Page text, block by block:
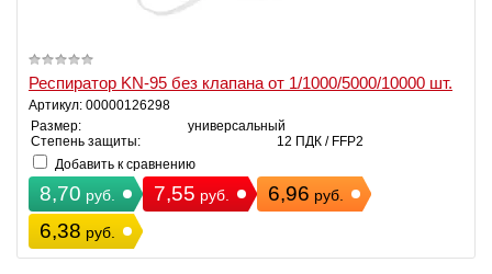
Респиратор KN-95 без клапана от 1/1000/5000/10000 шт.
Артикул: 00000126298
Размер:
универсальный
Степень защиты:
12 ПДК / FFP2
Добавить к сравнению
8,70 руб. 7,55 руб. 6,96 руб.
6,38 руб.